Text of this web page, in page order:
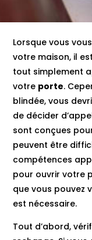
Lorsque vous
votre maison, il
tout simplement
votre porte.
blindée, vous
de décider
sont conçues
peuvent être
compétences
pour ouvrir votre
que vous pouvez
est nécessaire.
Tout d’abord,